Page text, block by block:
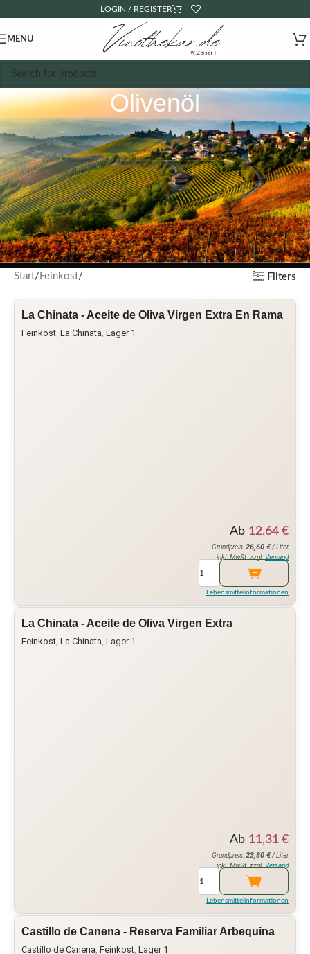
LOGIN / REGISTER
MENU
Olivenöl
Start Feinkost Filters
La Chinata - Aceite de Oliva Virgen Extra En Rama
Feinkost, La Chinata, Lager 1
Ab 12,64 €
Grundpreis:26,60 €/ Liter
inkl. MwSt. zzgl. Versand
Lebensmittelinformationen
La Chinata - Aceite de Oliva Virgen Extra
Feinkost, La Chinata, Lager 1
Ab 11,31 €
Grundpreis:23,80 €/ Liter
inkl. MwSt. zzgl. Versand
Lebensmittelinformationen
Castillo de Canena - Reserva Familiar Arbequina
Castillo de Canena, Feinkost, Lager 1